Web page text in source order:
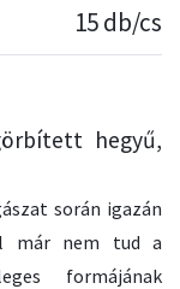
15 db/cs
hegyű,
során igazán
már nem tud a
formájának